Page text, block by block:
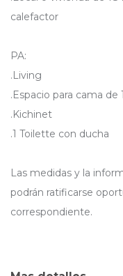
calefactor
PA:
.Living
.Espacio para cama de
.Kichinet
.1 Toilette con ducha
Las medidas y la
podrán ratificarse
correspondiente.